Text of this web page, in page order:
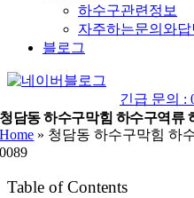
하수구관련정보
자주하는문의와답
블로그
네
버
블
로
긴급 문의 :
청담동 하수구막힘 하수구역류
Home » 청담동 하수구막힘 하
0089
Table of Contents